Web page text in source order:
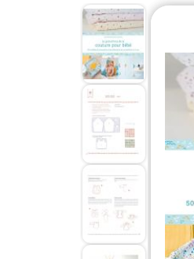
Skip
to
the
end
of
the
images
gallery